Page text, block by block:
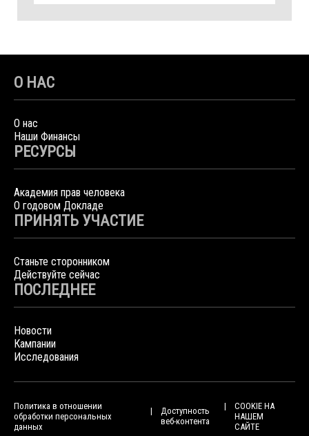
О НАС
О нас
Наши Финансы
РЕСУРСЫ
Академия прав человека
О годовом Докладе
ПРИНЯТЬ УЧАСТИЕ
Станьте сторонником
Действуйте сейчас
ПОСЛЕДНЕЕ
Новости
Кампании
Исследования
Политика в отношении
обработки персональных
данных
Доступность
веб-контента
COOKIE НА
НАШЕМ
САЙТЕ